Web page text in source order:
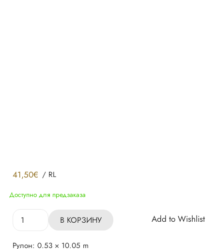
41,50€ / RL
Доступно для предзаказа
Количество
Обои
В КОРЗИНУ Add to Wishlist
Рулон: 0.53 × 10.05 m